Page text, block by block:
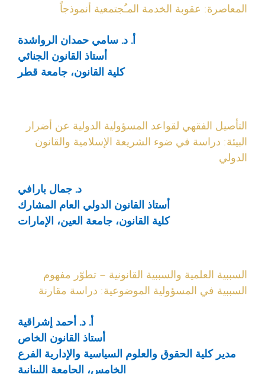
المعاصرة: عقوبة الخدمة المـُجتمعية أنموذجاً
أ. د. سامي حمدان الرواشدة
أستاذ القانون الجنائي
كلية القانون، جامعة قطر
التأصيل الفقهي لقواعد المسؤولية الدولية عن أضرار
البيئة: دراسة في ضوء الشريعة الإسلامية والقانون
الدولي
د. جمال بارافي
أستاذ القانون الدولي العام المشارك
كلية القانون، جامعة العين، الإمارات
السببية العلمية والسببية القانونية – تطوّر مفهوم
السببية في المسؤولية الموضوعية: دراسة مقارنة
أ. د. أحمد إشراقية
أستاذ القانون الخاص
مدير كلية الحقوق والعلوم السياسية والإدارية الفرع
الخامس، الجامعة اللبنانية